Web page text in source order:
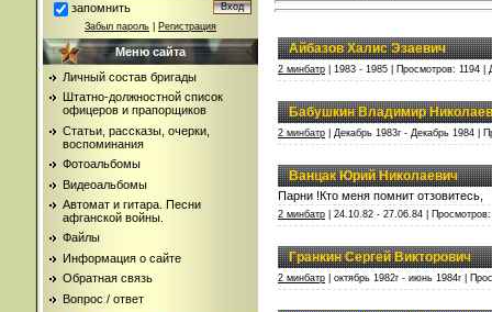
запомнить
Забыл пароль Регистрация
Меню сайта
Личный состав бригады
Штатно-должностной список
офицеров и прапорщиков
Статьи, рассказы, очерки,
воспоминания
Фотоальбомы
Видеоальбомы
Автомат и гитара. Песни
афганской войны.
Файлы
Информация о сайте
Обратная связь
Вопрос / ответ
Айбазов Халис Эзаевич
2 минбатр | 1983 - 1985 | Просмотров: 1194 |
Бабушкин Владимир
2 минбатр | Декабрь 1983г - Декабрь 1984 |
Ванцак Юрий Николаевич
Парни !Кто меня помнит отзовитесь,
2 минбатр | 24.10.82 - 27.06.84 |
Гранкин Сергей Викторович
2 минбатр | октябрь 1982г - июнь 1984г |